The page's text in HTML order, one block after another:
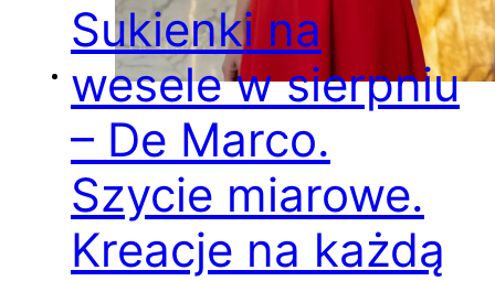
Sukienki na
wesele w sierpniu
– De Marco.
Szycie miarowe.
Kreacje na każdą